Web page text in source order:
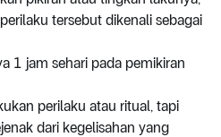
tersebut dikenali sebagai
1 jam sehari pada pemikiran
perilaku atau ritual, tapi
dari kegelisahan yang